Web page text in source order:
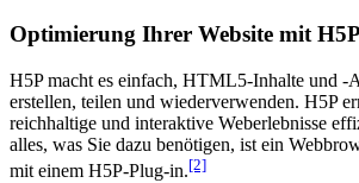
Optimierung Ihrer Website mit H5P
H5P macht es einfach, HTML5-Inhalte und -
erstellen, teilen und wiederverwenden. H5P
reichhaltige und interaktive Weberlebnisse
alles, was Sie dazu benötigen, ist ein
mit einem H5P-Plug-in.[2]